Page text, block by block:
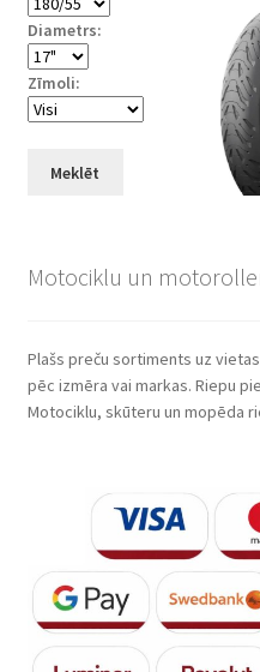
Diametrs:
Zīmoli:
Meklēt
Motociklu un
Plašs preču sortiments uz
pēc izmēra vai markas. Riepu
Motociklu, skūteru un mopēda